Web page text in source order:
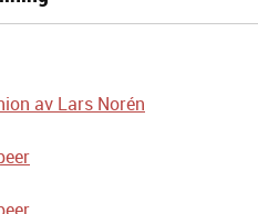
av Lars Norén